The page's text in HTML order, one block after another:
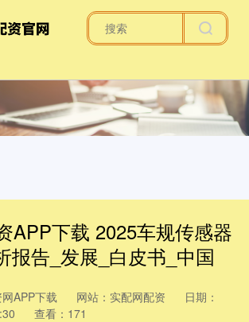
APP下载 2025车规传感器
报告_发展_白皮书_中国
APP下载 网站：实配网配资
日期：
查看：171